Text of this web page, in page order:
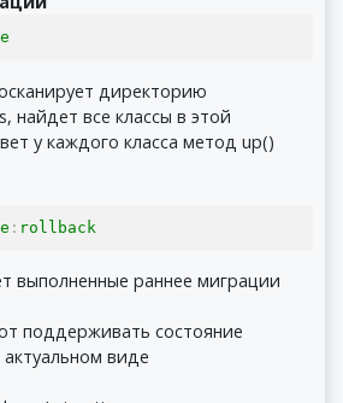
директорию
найдет все классы в этой
у каждого класса метод up()
: rollback
выполненные раннее миграции
поддерживать состояние
виде